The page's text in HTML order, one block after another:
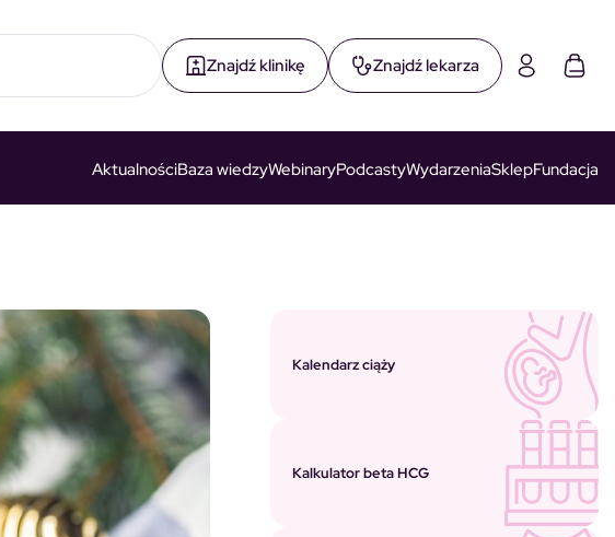
Znajdź klinikę Znajdź lekarza
AktualnościBaza wiedzyWebinaryPodcastyWydarzeniaSklepFundacja
Kalendarz ciąży
Kalkulator beta HCG